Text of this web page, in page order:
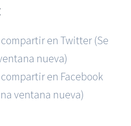
en Twitter (Se
nueva)
en Facebook
ventana nueva)
BGD Abogados Murcia |
BGD Abogados Madrid
Abogados |
|Formación para Ejecutivos